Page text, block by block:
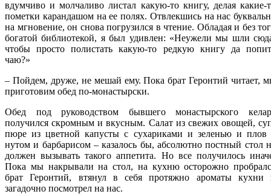
вдумчиво и молчаливо листал какую-то книгу, делая какие-
пометки карандашом на ее полях. Отвлекшись на нас
на мгновение, он снова погрузился в чтение. Обладая и без
богатой библиотекой, я был удивлен: «Неужели мы шли
чтобы просто полистать какую-то редкую книгу да
чаю?»
– Пойдем, друже, не мешай ему. Пока брат Геронтий читает,
приготовим обед по-монастырски.
Обед под руководством бывшего монастырского
получился скромным и вкусным. Салат из свежих овощей,
пюре из цветной капусты с сухариками и зеленью и плов
нутом и барбарисом – казалось бы, абсолютно постный стол
должен вызывать такого аппетита. Но все получилось
Пока мы накрывали на стол, на кухню осторожно
брат Геронтий, втянул в себя протяжно ароматы кухни
загадочно посмотрел на нас.